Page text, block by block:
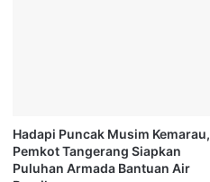
Hadapi Puncak Musim Kemarau,
Pemkot Tangerang Siapkan
Puluhan Armada Bantuan Air